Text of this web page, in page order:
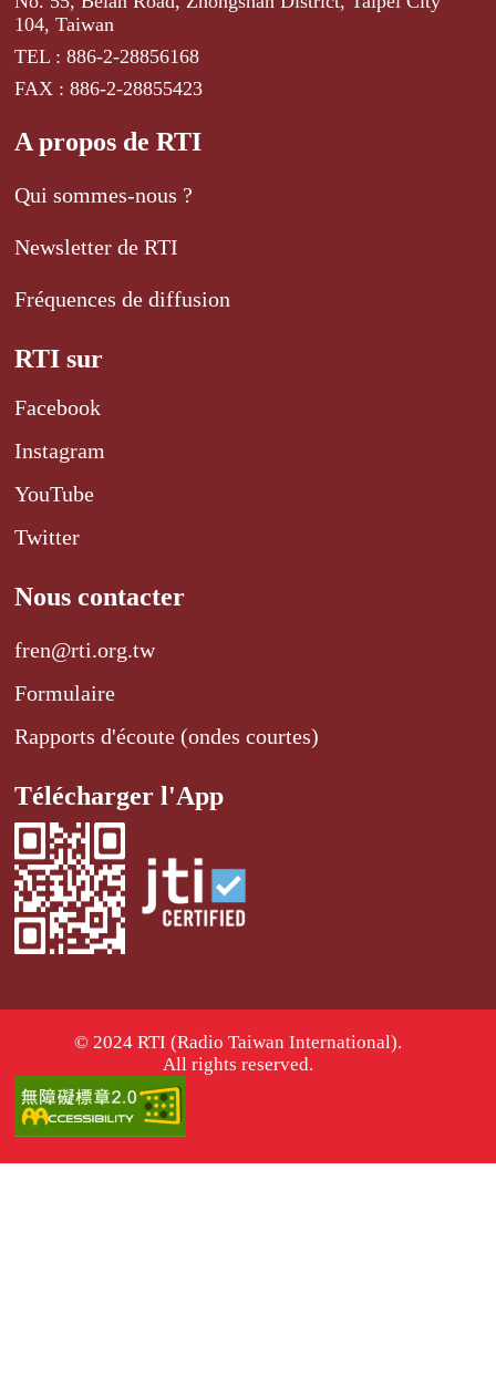
104, Taiwan
TEL : 886-2-28856168
FAX : 886-2-28855423
A propos de RTI
Qui sommes-nous ?
Newsletter de RTI
Fréquences de diffusion
RTI sur
Facebook
Instagram
YouTube
Twitter
Nous contacter
fren@rti.org.tw
Formulaire
Rapports d'écoute (ondes courtes)
Télécharger l'App
© 2024 RTI (Radio Taiwan International).
All rights reserved.